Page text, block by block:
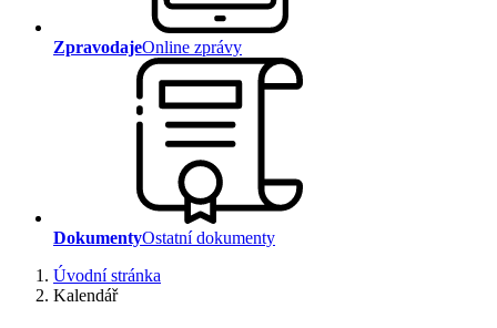
ZpravodajeOnline zprávy
DokumentyOstatní dokumenty
Úvodní stránka
Kalendář